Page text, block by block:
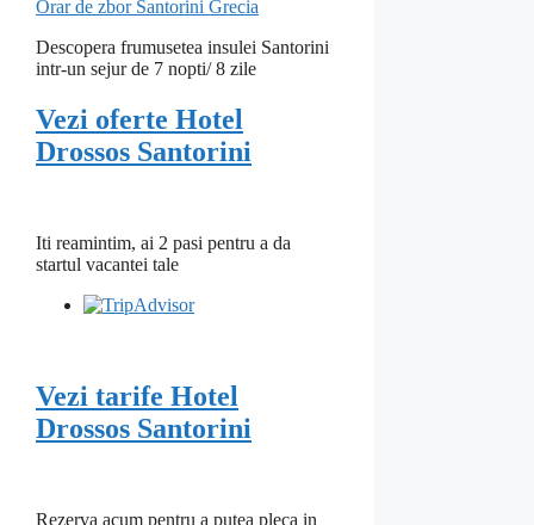
Orar de zbor Santorini Grecia
Descopera frumusetea insulei Santorini
intr-un sejur de 7 nopti/ 8 zile
Vezi oferte Hotel
Drossos Santorini
Iti reamintim, ai 2 pasi pentru a da
startul vacantei tale
Vezi tarife Hotel
Drossos Santorini
Rezerva acum pentru a putea pleca in